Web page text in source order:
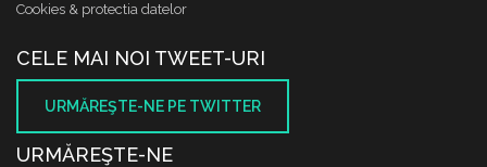
Cookies & protectia datelor
CELE MAI NOI TWEET-URI
URMĂREŞTE-NE PE TWITTER
URMĂREŞTE-NE